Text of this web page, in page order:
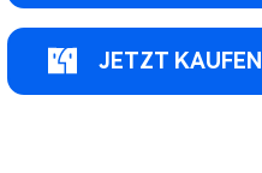
JETZT KAUFEN